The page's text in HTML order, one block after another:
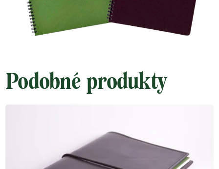
Podobné produkty